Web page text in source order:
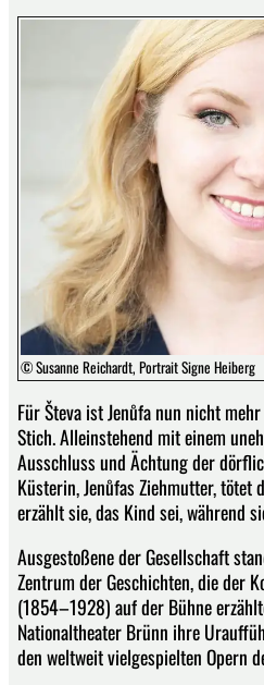
© Susanne Reichardt, Portrait Signe Heiberg
Für Števa ist Jenůfa nun nicht
Stich. Alleinstehend mit einem
Ausschluss und Ächtung der
Küsterin, Jenůfas Ziehmutter, tötet
erzählt sie, das Kind sei, während
Ausgestoßene der Gesellschaft
Zentrum der Geschichten, die der
(1854–1928) auf der Bühne
Nationaltheater Brünn ihre
den weltweit vielgespielten Opern